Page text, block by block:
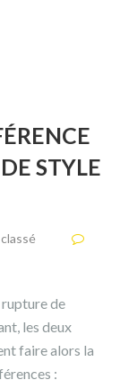
STYLE
rupture de
les deux
faire alors la
: